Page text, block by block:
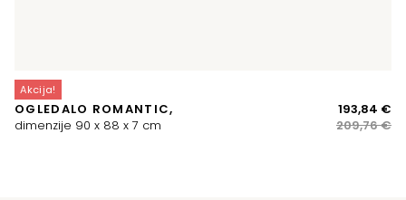
Akcija!
OGLEDALO ROMANTIC,
dimenzije 90 x 88 x 7 cm
209,76€
193,84 €